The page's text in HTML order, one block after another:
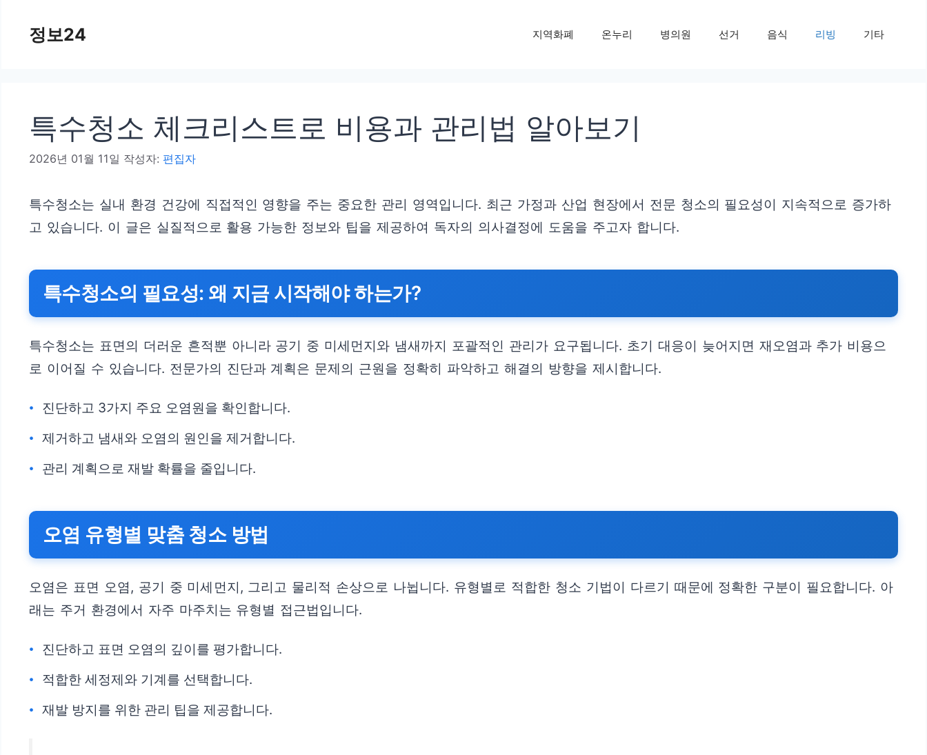
정보24 지역화폐 온누리 병의원 선거 음식 리빙 기타
특수청소 체크리스트로 비용과 관리법 알아보기
2026년 01월 11일 작성자: 편집자
특수청소는 실내 환경 건강에 직접적인 영향을 주는 중요한 관리 영역입니다. 최근 가정과 산업 현장에서 전문 청소의 필요성이 지속적으로 증가하
고 있습니다. 이 글은 실질적으로 활용 가능한 정보와 팁을 제공하여 독자의 의사결정에 도움을 주고자 합니다.
특수청소의 필요성: 왜 지금 시작해야 하는가?
특수청소는 표면의 더러운 흔적뿐 아니라 공기 중 미세먼지와 냄새까지 포괄적인 관리가 요구됩니다. 초기 대응이 늦어지면 재오염과 추가 비용으
로 이어질 수 있습니다. 전문가의 진단과 계획은 문제의 근원을 정확히 파악하고 해결의 방향을 제시합니다.
진단하고 3가지 주요 오염원을 확인합니다.
제거하고 냄새와 오염의 원인을 제거합니다.
관리 계획으로 재발 확률을 줄입니다.
오염 유형별 맞춤 청소 방법
오염은 표면 오염, 공기 중 미세먼지, 그리고 물리적 손상으로 나뉩니다. 유형별로 적합한 청소 기법이 다르기 때문에 정확한 구분이 필요합니다. 아
래는 주거 환경에서 자주 마주치는 유형별 접근법입니다.
진단하고 표면 오염의 깊이를 평가합니다.
적합한 세정제와 기계를 선택합니다.
재발 방지를 위한 관리 팁을 제공합니다.